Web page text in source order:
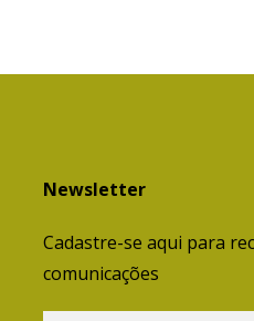
Newsletter
Cadastre-se aqui para
comunicações